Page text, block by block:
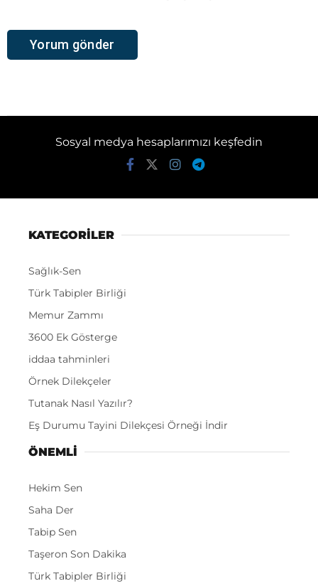
Sosyal medya hesaplarımızı keşfedin
KATEGORİLER
Sağlık-Sen
Türk Tabipler Birliği
Memur Zammı
3600 Ek Gösterge
iddaa tahminleri
Örnek Dilekçeler
Tutanak Nasıl Yazılır?
Eş Durumu Tayini Dilekçesi Örneği İndir
ÖNEMLI
Hekim Sen
Saha Der
Tabip Sen
Taşeron Son Dakika
Türk Tabipler Birliği